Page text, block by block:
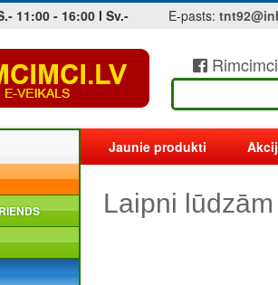
11:00 - 16:00 I Sv.- E-pasts:
vacancies
Jaunie produkti
Laipni